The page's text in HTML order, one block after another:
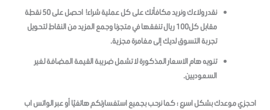
نقدر ولاءك ونريد مكافأتك على كل عملية شراء! احصل على 50 نقطة
مقابل كل100 ريال تنفقها في متجرنا وجمع المزيد من النقاط لتحويل
تجربة التسوق لديك إلى مغامرة مجزية.
تنويه هام الاسعار المذكورة لا تشمل ضريبة القيمة المضافة لغير
السعوديين.
احجزي موعدك بشكل اسرع ؛ كما نرحب بجميع استفسارتكم هاتفيًا أو عبر الواتس اب